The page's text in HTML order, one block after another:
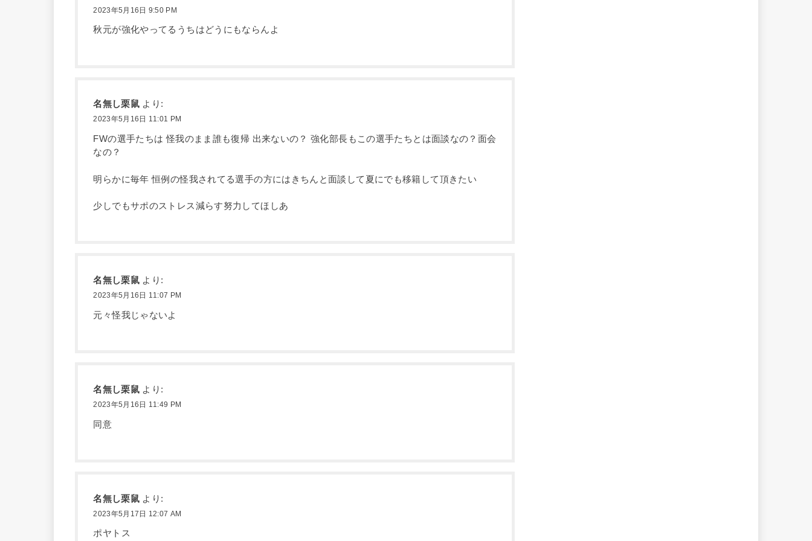
2023年5月16日 9:50 PM
秋元が強化やってるうちはどうにもならんよ
名無し栗鼠 より:
2023年5月16日 11:01 PM
FWの選手たちは 怪我のまま誰も復帰 出来ないの？ 強化部長もこの選手たちとは面談なの？面会
なの？
明らかに毎年 恒例の怪我されてる選手の方にはきちんと面談して夏にでも移籍して頂きたい
少しでもサポのストレス減らす努力してほしあ
名無し栗鼠 より:
2023年5月16日 11:07 PM
元々怪我じゃないよ
名無し栗鼠 より:
2023年5月16日 11:49 PM
同意
名無し栗鼠 より:
2023年5月17日 12:07 AM
ポヤトス